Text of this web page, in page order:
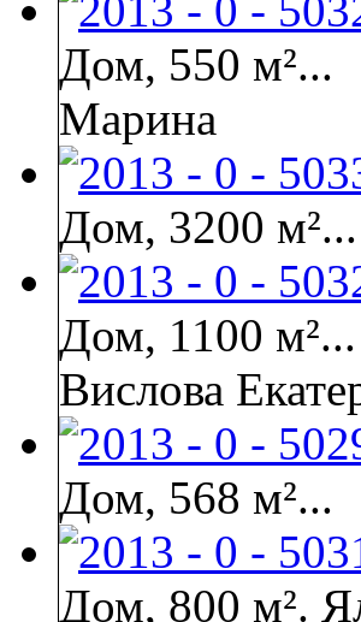
Дом, 550 м²...
Марина
Дом, 3200 м²...
Дом, 1100 м²...
Вислова
Дом, 568 м²...
Дом, 800 м².